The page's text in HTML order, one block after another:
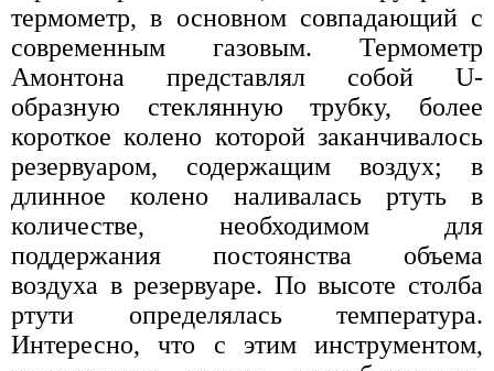
термометр, в основном совпадающий с
современным газовым. Термометр
Амонтона представлял собой U-
образную стеклянную трубку, более
короткое колено которой заканчивалось
резервуаром, содержащим воздух; в
длинное колено наливалась ртуть в
количестве, необходимом для
поддержания постоянства объема
воздуха в резервуаре. По высоте столба
ртути определялась температура.
Интересно, что с этим инструментом,